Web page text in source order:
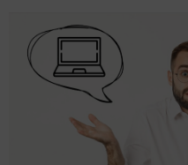
Apple
Příslušenství